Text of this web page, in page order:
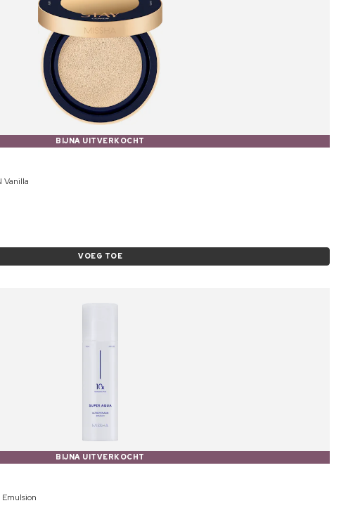
BIJNA UITVERKOCHT
Vanilla
VOEG TOE
BIJNA UITVERKOCHT